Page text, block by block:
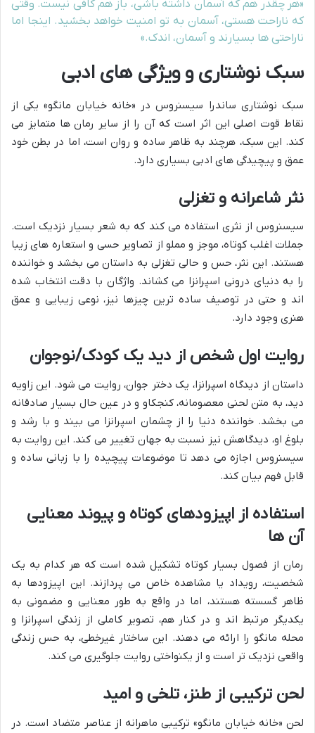
«هر چقدر هم که آسمان داشته باشی، باز هم کافی نیست. وقتی
که ناراحت هستی، آسمان به تو امنیت خواهد بخشید. اینجا اما
ناراحتی ها بسیارند و آسمان، اندک.»
سبک نوشتاری و ویژگی های ادبی
سبک نوشتاری ساندرا سیسنروس در «خانه خیابان مانگو» یکی از
نقاط قوت اصلی این اثر است که آن را از سایر رمان ها متمایز می
کند. این سبک، هرچند به ظاهر ساده و روان است، اما در بطن خود
عمق و پیچیدگی های ادبی بسیاری دارد.
نثر شاعرانه و تغزلی
سیسنروس از نثری استفاده می کند که به شعر بسیار نزدیک است.
جملات اغلب کوتاه، موجز و مملو از تصاویر حسی و استعاره های زیبا
هستند. این نثر، حس و حالی تغزلی به داستان می بخشد و خواننده
را به دنیای درونی اسپرانزا می کشاند. واژگان با دقت انتخاب شده
اند و حتی در توصیف ساده ترین چیزها نیز، نوعی زیبایی و عمق
هنری وجود دارد.
روایت اول شخص از دید یک کودک/نوجوان
داستان از دیدگاه اسپرانزا، یک دختر جوان، روایت می شود. این زاویه
دید، به متن لحنی معصومانه، کنجکاو و در عین حال بسیار صادقانه
می بخشد. خواننده دنیا را از چشمان اسپرانزا می بیند و با رشد و
بلوغ او، دیدگاهش نیز نسبت به جهان تغییر می کند. این روایت به
سیسنروس اجازه می دهد تا موضوعات پیچیده را با زبانی ساده و
قابل فهم بیان کند.
استفاده از اپیزودهای کوتاه و پیوند معنایی
آن ها
رمان از فصول بسیار کوتاه تشکیل شده است که هر کدام به یک
شخصیت، رویداد یا مشاهده خاص می پردازند. این اپیزودها به
ظاهر گسسته هستند، اما در واقع به طور معنایی و مضمونی به
یکدیگر مرتبط اند و در کنار هم، تصویر کاملی از زندگی اسپرانزا و
محله مانگو را ارائه می دهند. این ساختار غیرخطی، به حس زندگی
واقعی نزدیک تر است و از یکنواختی روایت جلوگیری می کند.
لحن ترکیبی از طنز، تلخی و امید
لحن «خانه خیابان مانگو» ترکیبی ماهرانه از عناصر متضاد است. در